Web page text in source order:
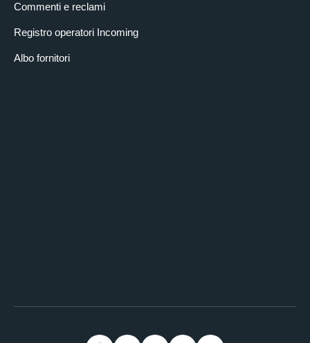
Commenti e reclami
Registro operatori Incoming
Albo fornitori